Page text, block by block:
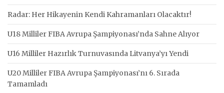
Radar: Her Hikayenin Kendi Kahramanları Olacaktır!
U18 Milliler FIBA Avrupa Şampiyonası’nda Sahne Alıyor
U16 Milliler Hazırlık Turnuvasında Litvanya’yı Yendi
U20 Milliler FIBA Avrupa Şampiyonası’nı 6. Sırada
Tamamladı